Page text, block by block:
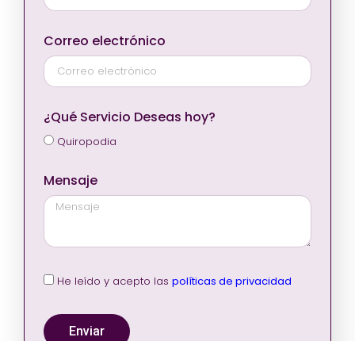
Correo electrónico
¿Qué Servicio Deseas hoy?
Quiropodia
Mensaje
He leído y acepto las políticas de privacidad
Enviar